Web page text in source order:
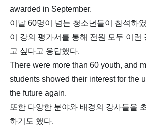
awarded in September.
이날 60명이 넘는 청소년들이 참석하
이 강의 평가서를 통해 전원 모두 이런
고 싶다고 응답했다.
There were more than 60 youth, and
students showed their interest for the
the future again.
또한 다양한 분야와 배경의 강사들을
하기도 했다.